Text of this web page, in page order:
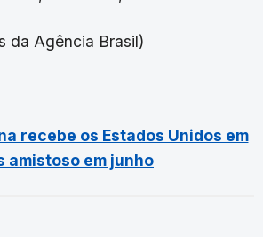
da Agência Brasil)
recebe os Estados Unidos em
amistoso em junho